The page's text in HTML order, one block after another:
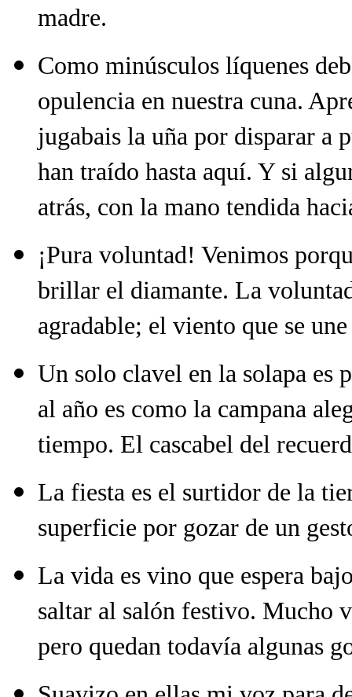
madre.
Como minúsculos líquenes
opulencia en nuestra cuna.
jugabais la uña por disparar a
han traído hasta aquí. Y si
atrás, con la mano tendida
¡Pura voluntad! Venimos
brillar el diamante. La
agradable; el viento que se
Un solo clavel en la solapa es
al año es como la campana
tiempo. El cascabel del
La fiesta es el surtidor de la
superficie por gozar de un
La vida es vino que espera
saltar al salón festivo. Mucho
pero quedan todavía algunas